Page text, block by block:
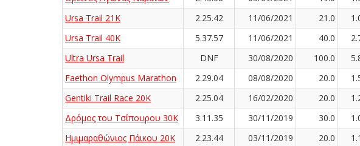
Ursa Trail 21K
2.25.42 11/06/2021 21.0
Ursa Trail 40K
5.37.57 11/06/2021 40.0
Ultra Ursa Trail
DNF 30/08/2020 100.0
Faethon Olympus Marathon
2.29.04 08/08/2020 20.0
Gentiki Trail Race 20K
2.25.04 16/02/2020 20.0
Δρόμος του Τσίπουρου 30Κ
3.11.35 30/11/2019 30.0
Ημιμαραθώνιος Πάικου 20Κ
2.23.44 03/11/2019 20.0